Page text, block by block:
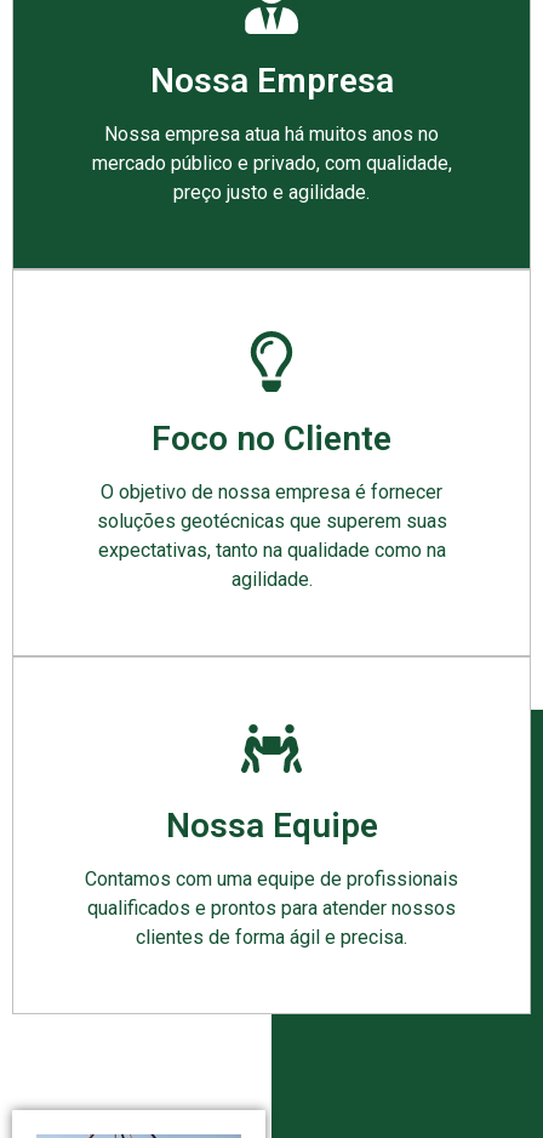
Nossa Empresa
Nossa empresa atua há muitos anos no
mercado público e privado, com qualidade,
preço justo e agilidade.
Foco no Cliente
O objetivo de nossa empresa é fornecer
soluções geotécnicas que superem suas
expectativas, tanto na qualidade como na
agilidade.
Nossa Equipe
Contamos com uma equipe de profissionais
qualificados e prontos para atender nossos
clientes de forma ágil e precisa.